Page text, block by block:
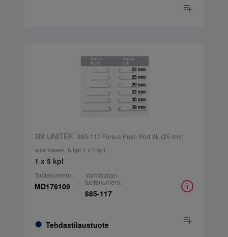
3M UNITEK| 885-117 Forsus Push Rod XL (35 mm)
aisa vasen, 5 kpl 1 x 5 kpl
1 x 5 kpl
Tuotenumero:
MD176109
Tehdastilaustuote
Valmistajan
tuotenumero:
885-117